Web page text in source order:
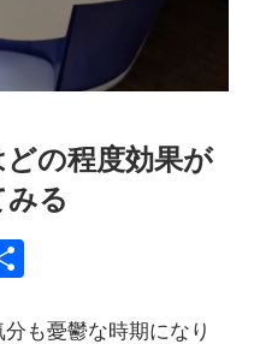
の程度効果が
る
も憂鬱な時期になり